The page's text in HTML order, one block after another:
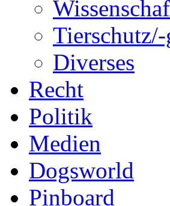
Diverses
Recht
Politik
Medien
Dogsworld
Pinboard